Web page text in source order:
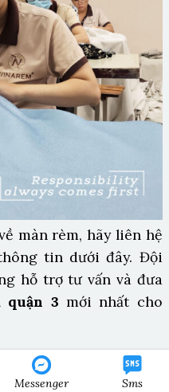
màn rèm, hãy liên hệ
tin dưới đây. Đội
hỗ trợ tư vấn và đưa
quận 3 mới nhất cho
QUYẾN RŨ
Messenger Sms